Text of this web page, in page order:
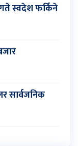
स्वदेश फर्किने
सार्वजनिक